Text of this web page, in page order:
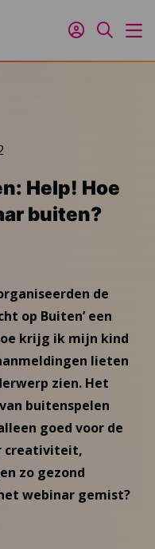
Inloggen
Zoeken
Help! Hoe
buiten?
de
op Buiten’ een
krijg ik mijn kind
lieten
zien. Het
buitenspelen
goed voor de
creativiteit,
zo gezond
webinar gemist?